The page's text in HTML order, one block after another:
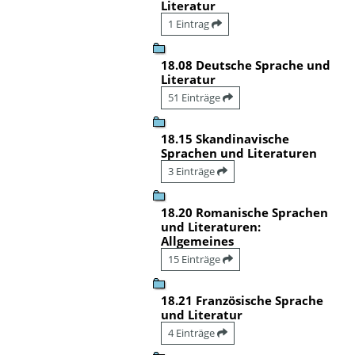
Literatur
1 Eintrag
18.08 Deutsche Sprache und
Literatur
51 Einträge
18.15 Skandinavische
Sprachen und Literaturen
3 Einträge
18.20 Romanische Sprachen
und Literaturen:
Allgemeines
15 Einträge
18.21 Französische Sprache
und Literatur
4 Einträge